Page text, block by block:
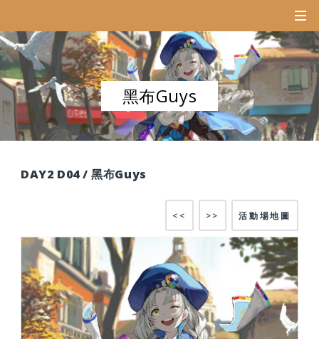
黑布Guys
DAY2 D04 / 黑布Guys
活動場地圖
>>
<<